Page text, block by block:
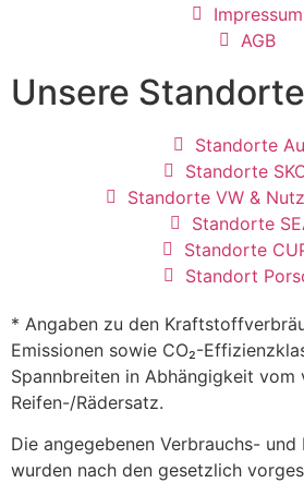
Impressum
AGB
Unsere Standorte
Standorte
Standorte
Standorte VW &
Standorte
Standorte
Standort
* Angaben zu den
Emissionen sowie CO₂-
Spannbreiten in Abhängigkeit vom
Reifen-/Rädersatz.
Die angegebenen Verbrauchs-
wurden nach den gesetzlich